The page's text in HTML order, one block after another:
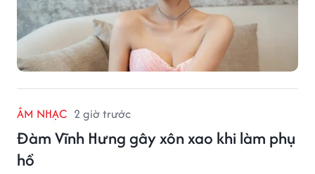
ÂM NHẠC 2 giờ trước
Đàm Vĩnh Hưng gây xôn xao khi làm phụ
hồ